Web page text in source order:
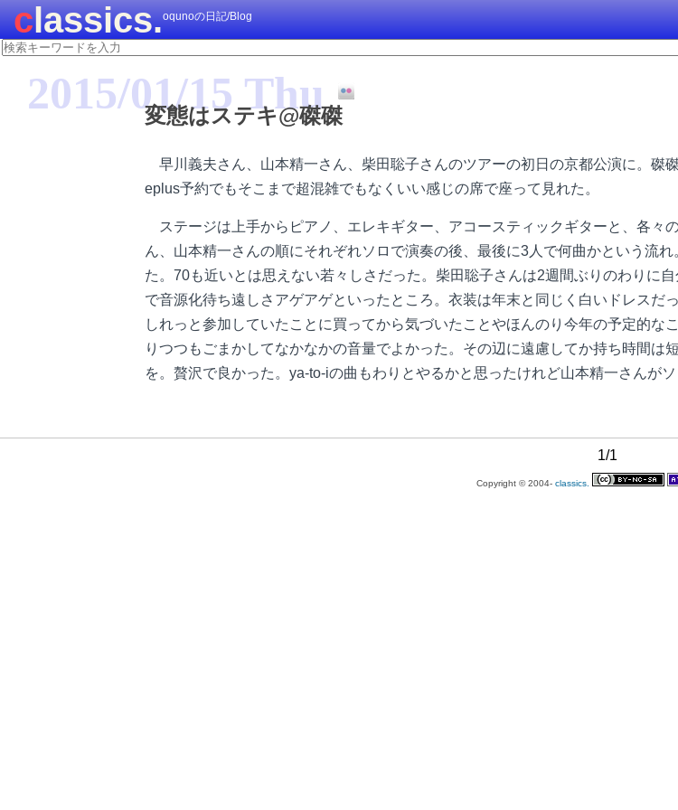
classics.oqunoの日記/Blog
2015/01/15 Thu
変態はステキ@磔磔
早川義夫さん、山本精一さん、柴田聡子さんのツアーの初日の京都公演に。磔
eplus予約でもそこまで超混雑でもなくいい感じの席で座って見れた。
ステージは上手からピアノ、エレキギター、アコースティックギターと、各々
ん、山本精一さんの順にそれぞれソロで演奏の後、最後に3人で何曲かという流
た。70も近いとは思えない若々しさだった。柴田聡子さんは2週間ぶりのわりに
で音源化待ち遠しさアゲアゲといったところ。衣装は年末と同じく白いドレスだ
しれっと参加していたことに買ってから気づいたことやほんのり今年の予定的
りつつもごまかしてなかなかの音量でよかった。その辺に遠慮してか持ち時間は
を。贅沢で良かった。ya-to-iの曲もわりとやるかと思ったけれど山本精一さんが
1/1
Copyright © 2004- classics.